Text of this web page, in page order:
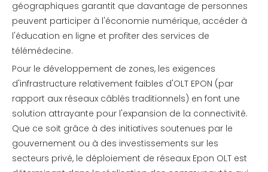
géographiques garantit que davantage de personnes
peuvent participer à l'économie numérique, accéder à
l'éducation en ligne et profiter des services de
télémédecine.
Pour le développement de zones, les exigences
d'infrastructure relativement faibles d'OLT EPON (par
rapport aux réseaux câblés traditionnels) en font une
solution attrayante pour l'expansion de la connectivité.
Que ce soit grâce à des initiatives soutenues par le
gouvernement ou à des investissements sur les
secteurs privé, le déploiement de réseaux Epon OLT est